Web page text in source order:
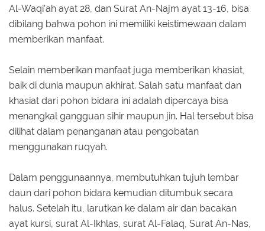
Al-Waqi’ah ayat 28, dan Surat An-Najm ayat 13-16, bisa
dibilang bahwa pohon ini memiliki keistimewaan dalam
memberikan manfaat.
Selain memberikan manfaat juga memberikan khasiat,
baik di dunia maupun akhirat. Salah satu manfaat dan
khasiat dari pohon bidara ini adalah dipercaya bisa
menangkal gangguan sihir maupun jin. Hal tersebut bisa
dilihat dalam penanganan atau pengobatan
menggunakan ruqyah.
Dalam penggunaannya, membutuhkan tujuh lembar
daun dari pohon bidara kemudian ditumbuk secara
halus. Setelah itu, larutkan ke dalam air dan bacakan
ayat kursi, surat Al-Ikhlas, surat Al-Falaq, Surat An-Nas,